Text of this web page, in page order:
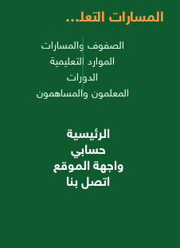
المسارات التعليمية
الصفوف والمسارات
الموارد التعليمية
الدورات
المعلمون والمساهمون
الرئيسية
حسابي
واجهة الموقع
اتصل بنا